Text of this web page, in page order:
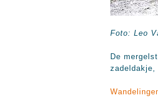
Foto: Leo
De
zadeldakje,